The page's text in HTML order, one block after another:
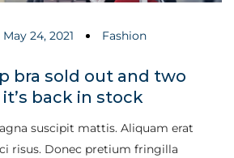
May 24, 2021 Fashion
bra sold out and two
back in stock
suscipit mattis. Aliquam erat
risus. Donec pretium fringilla